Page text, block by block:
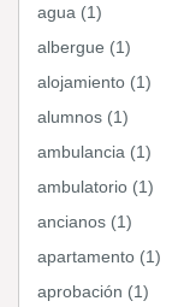
agua (1)
albergue (1)
alojamiento (1)
alumnos (1)
ambulancia (1)
ambulatorio (1)
ancianos (1)
apartamento (1)
aprobación (1)